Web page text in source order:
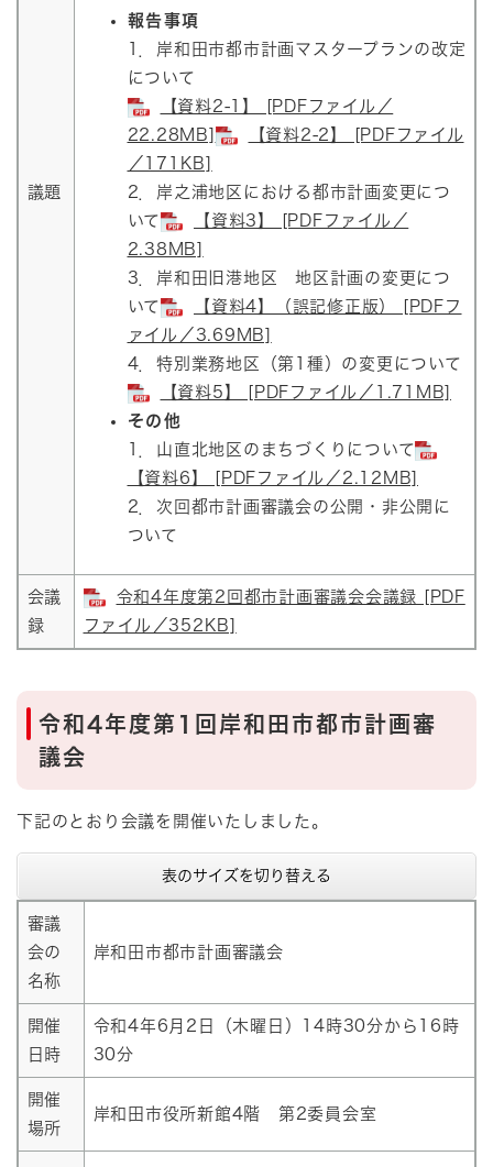
議題
報告事項
1．岸和田市都市計画マスタープランの改定
について
【資料2-1】 [PDFファイル／
22.28MB]
【資料2-2】 [PDFファイル
／171KB]
2．岸之浦地区における都市計画変更につ
いて
【資料3】 [PDFファイル／
2.38MB]
3．岸和田旧港地区 地区計画の変更につ
いて
【資料4】（誤記修正版） [PDFフ
ァイル／3.69MB]
4．特別業務地区（第1種）の変更について
【資料5】 [PDFファイル／1.71MB]
その他
1．山直北地区のまちづくりについて
【資料6】 [PDFファイル／2.12MB]
2．次回都市計画審議会の公開・非公開に
ついて
会議
録
令和4年度第2回都市計画審議会会議録 [PDF
ファイル／352KB]
令和4年度第1回岸和田市都市計画審
議会
下記のとおり会議を開催いたしました。
表のサイズを切り替える
審議
会の
名称
岸和田市都市計画審議会
開催
日時
令和4年6月2日（木曜日）14時30分から16時
30分
開催
場所
岸和田市役所新館4階 第2委員会室